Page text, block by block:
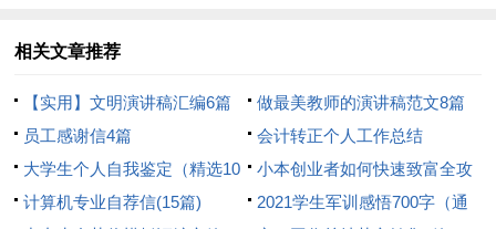
相关文章推荐
【实用】文明演讲稿汇编6篇
做最美教师的演讲稿范文8篇
员工感谢信4篇
会计转正个人工作总结
大学生个人自我鉴定（精选10
篇）
小本创业者如何快速致富全攻
略
计算机专业自荐信(15篇)
2021学生军训感悟700字（通